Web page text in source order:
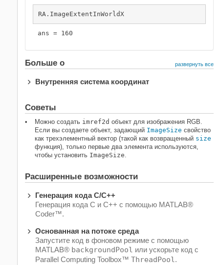
RA.ImageExtentInWorldX
Больше о развернуть все
Внутренняя система координат
Советы
Можно создать imref2d объект для изображения RGB.
Если вы создаете объект, задающий ImageSize свойство
как трехэлементный вектор (такой как возвращенный size
функция), только первые два элемента используются,
чтобы установить ImageSize.
Расширенные возможности
Генерация кода C/C++
Генерация кода C и C++ с помощью MATLAB®
Coder™.
Основанная на потоке среда
Запустите код в фоновом режиме с помощью
MATLAB® backgroundPool или ускорьте код с
Parallel Computing Toolbox™ ThreadPool.